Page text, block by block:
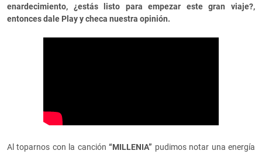
enardecimiento, ¿estás listo para empezar este gran viaje?,
entonces dale Play y checa nuestra opinión.
Al toparnos con la canción“MILLENIA” pudimos notar una energía